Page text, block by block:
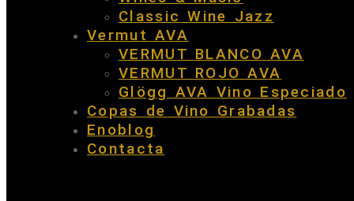
Classic Wine Jazz
Vermut AVA
VERMUT BLANCO AVA
VERMUT ROJO AVA
Glögg AVA Vino Especiado
Copas de Vino Grabadas
Enoblog
Contacta